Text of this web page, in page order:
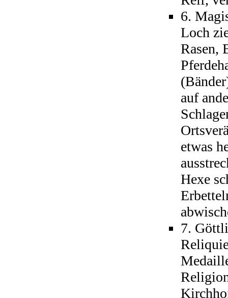
6.
Loch
Rasen,
auf
etwas
Hexe
7.